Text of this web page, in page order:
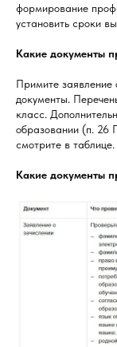
формирование
установить сроки
Какие документы
Примите заявление
документы.
класс.
образовании (п. 26
смотрите в таблице.
Какие документы